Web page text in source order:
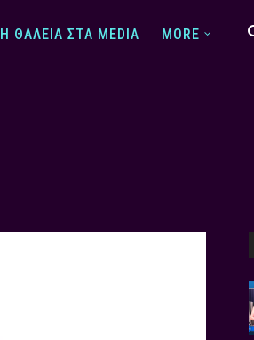
Η ΘΆΛΕΙΑ ΣΤΑ MEDIA MORE